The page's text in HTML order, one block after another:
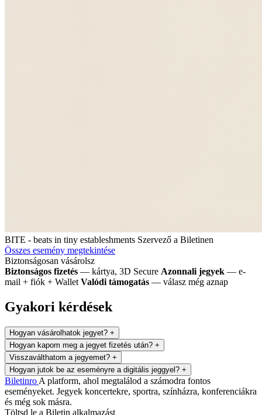
BITE - beats in tiny estableshments Szervező a Biletinen
Összes esemény megtekintése
Biztonságosan vásárolsz
Biztonságos fizetés — kártya, 3D Secure Azonnali jegyek — e-
mail + fiók + Wallet Valódi támogatás — válasz még aznap
Gyakori kérdések
Hogyan vásárolhatok jegyet? +
Hogyan kapom meg a jegyet fizetés után? +
Visszaválthatom a jegyemet? +
Hogyan jutok be az eseményre a digitális jeggyel? +
Biletinro A platform, ahol megtalálod a számodra fontos
eseményeket. Jegyek koncertekre, sportra, színházra, konferenciákra
és még sok másra.
Töltsd le a Biletin alkalmazást